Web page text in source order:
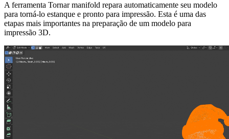
A ferramenta Tornar manifold repara automaticamente seu modelo
para torná-lo estanque e pronto para impressão. Esta é uma das
etapas mais importantes na preparação de um modelo para
impressão 3D.